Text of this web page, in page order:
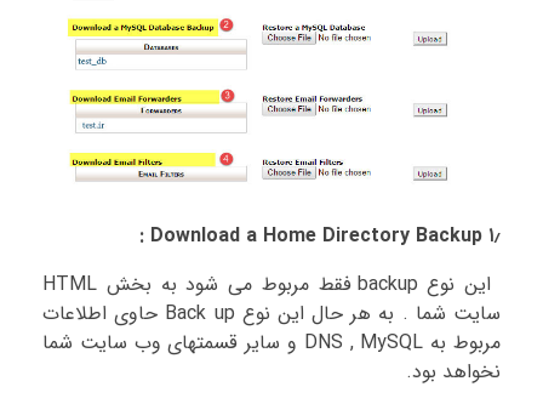
۱٫ Download a Home Directory Backup :
این نوع backup فقط مربوط می شود به بخش HTML
سایت شما . به هر حال این نوع Back up حاوی اطلاعات
مربوط به DNS , MySQL و سایر قسمتهای وب سایت شما
نخواهد بود.